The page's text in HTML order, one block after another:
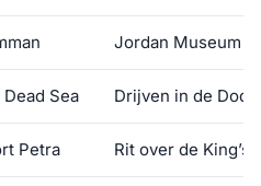
Jordan Museum
Sea Drijven in de
Petra Rit over de King’s